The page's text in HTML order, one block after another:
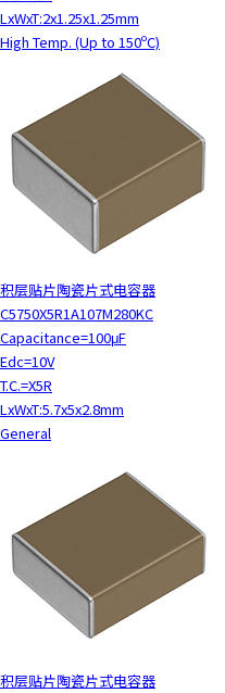
LxWxT:2x1.25x1.25mm
High Temp. (Up to 150ºC)
积层贴片陶瓷片式电容器
C5750X5R1A107M280KC
Capacitance=100μF
Edc=10V
T.C.=X5R
LxWxT:5.7x5x2.8mm
General
积层贴片陶瓷片式电容器